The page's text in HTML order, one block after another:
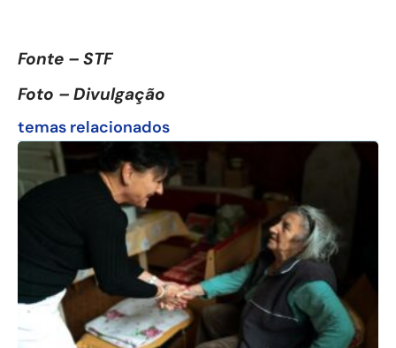
Fonte – STF
Foto – Divulgação
temas relacionados